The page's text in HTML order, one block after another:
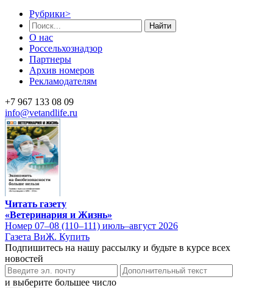
Рубрики>
Найти
О нас
Россельхознадзор
Партнеры
Архив номеров
Рекламодателям
+7 967 133 08 09
info@vetandlife.ru
Читать газету
«Ветеринария и Жизнь»
Номер 07–08 (110–111) июль–август 2026
Газета ВиЖ. Купить
Подпишитесь на нашу рассылку и будьте в курсе всех
новостей
и выберите большее число